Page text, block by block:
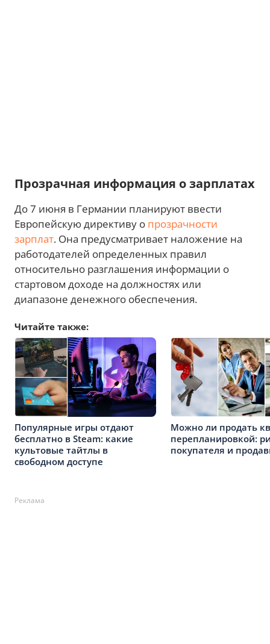
Прозрачная информация о зарплатах
До 7 июня в Германии планируют ввести
Европейскую директиву о прозрачности
зарплат. Она предусматривает наложение на
работодателей определенных правил
относительно разглашения информации о
стартовом доходе на должностях или
диапазоне денежного обеспечения.
Читайте также:
Популярные игры отдают
бесплатно в Steam: какие
культовые тайтлы в
свободном доступе
Можно ли продать
перепланировкой:
покупателя и
Реклама